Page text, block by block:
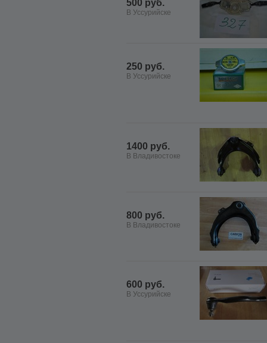
500 руб.
В Уссурийске
250 руб.
В Уссурийске
1400 руб.
В Владивостоке
800 руб.
В Владивостоке
600 руб.
В Уссурийске